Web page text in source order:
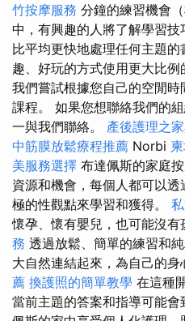
竹按摩服務 分鐘的練習機會
中，有興趣的人將了解學習
比平均更快地處理任何主題
趣、好玩的方式使用更大比例
我們嘗試根據您自己的空閒
課程。 如果您想聯絡我們的
一與我們聯絡。 產後護理之
中筋膜放鬆療程推薦 Norbi
美服務選擇 布達佩斯的家庭
資源和機會，每個人都可以
極的性觀點來學習和獲得。
懷孕、懷有嬰兒，也可能沒有
務 透過放鬆、簡單的練習和
大自然連結起來，為自己的身
薦 換護照的簡單教學 在這種
當前主題的答案和指導可能會